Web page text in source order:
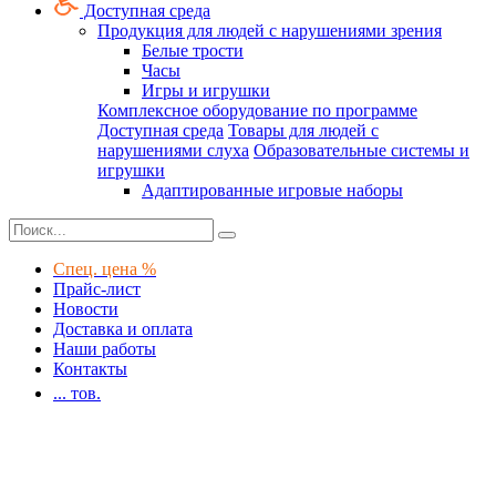
Доступная среда
Продукция для людей с нарушениями зрения
Белые трости
Часы
Игры и игрушки
Комплексное оборудование по программе
Доступная среда Товары для людей с
нарушениями слуха Образовательные системы и
игрушки
Адаптированные игровые наборы
Спец. цена %
Прайс-лист
Новости
Доставка и оплата
Наши работы
Контакты
... тов.